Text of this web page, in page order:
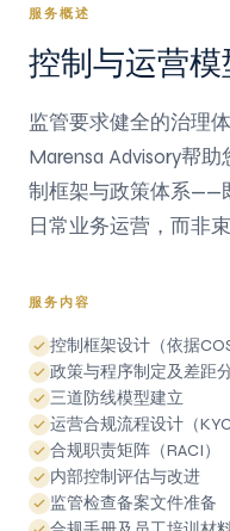
服务概述
控制与运营模
监管要求健全的治理
Marensa Advisory帮
制框架与政策体系——
日常业务运营，而非
服务内容
控制框架设计（依据
政策与程序制定及差距
三道防线模型建立
运营合规流程设计（
合规职责矩阵（RACI）
内部控制评估与改进
监管检查备案文件准备